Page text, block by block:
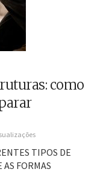
como
TIPOS DE
AS FORMAS